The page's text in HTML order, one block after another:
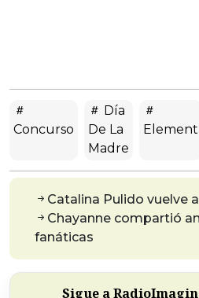
Concurso
Día
De La
Madre
Element
Catalina Pulido vuelve
Chayanne compartió
fanáticas
Sigue a